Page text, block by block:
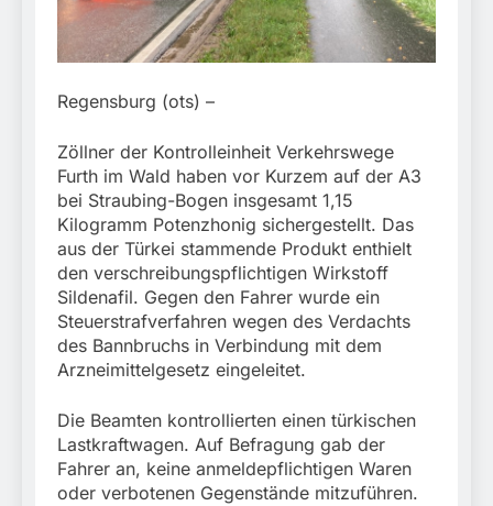
Beinahekollision an
Bahnübergang in Aubing
/ Bundespolizei ermittelt
Eingriffs in den
5. August 2026
Regensburg (ots) –
Zöllner der Kontrolleinheit Verkehrswege
Furth im Wald haben vor Kurzem auf der A3
bei Straubing-Bogen insgesamt 1,15
Kilogramm Potenzhonig sichergestellt. Das
aus der Türkei stammende Produkt enthielt
den verschreibungspflichtigen Wirkstoff
Sildenafil. Gegen den Fahrer wurde ein
Steuerstrafverfahren wegen des Verdachts
des Bannbruchs in Verbindung mit dem
Arzneimittelgesetz eingeleitet.
Die Beamten kontrollierten einen türkischen
Lastkraftwagen. Auf Befragung gab der
Fahrer an, keine anmeldepflichtigen Waren
oder verbotenen Gegenstände mitzuführen.